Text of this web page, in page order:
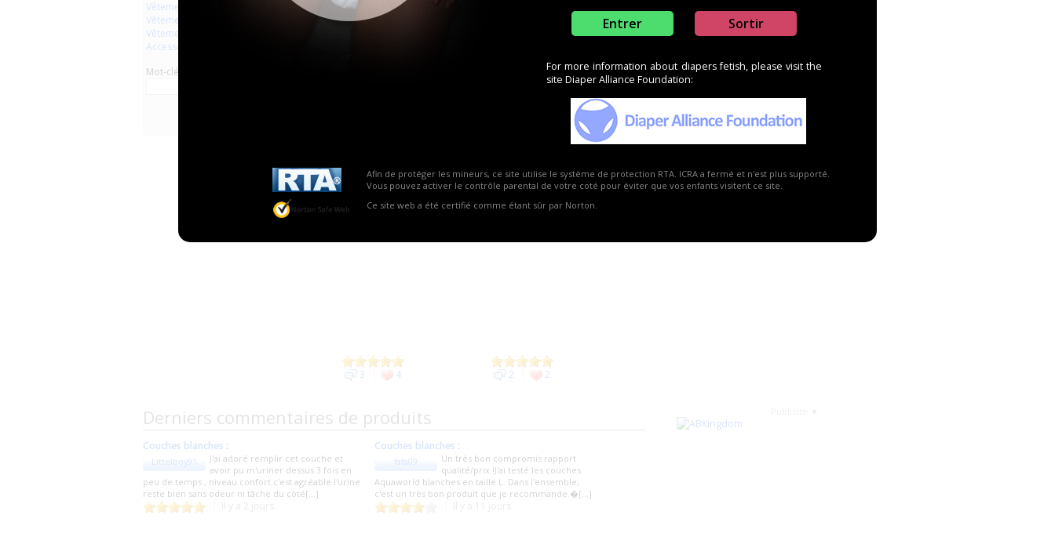
Entrer Sortir
For more information about diapers fetish, please visit the
site Diaper Alliance Foundation:
Afin de protéger les mineurs, ce site utilise le système de protection RTA. ICRA a fermé et n'est plus supporté.
Vous pouvez activer le contrôle parental de votre coté pour éviter que vos enfants visitent ce site.
Ce site web a été certifié comme étant sûr par Norton.
Vêtements
Vêtements en plastique
Vêtements en latex
Accessoires
Mot-clé
littleforbig petit
�...
3 4
littleforbig
Fantasy
2 2
Derniers commentaires de produits
Couches blanches :
Littelboy91
J'ai adoré remplir cet couche et
avoir pu m'uriner dessus 3 fois en
peu de temps , niveau confort c'est agréable l'urine
reste bien sans odeur ni tâche du côté[...]
Couches blanches :
fafa09
Un très bon compromis rapport
qualité/prix !​J'ai testé les couches
Aquaworld blanches en taille L. Dans l'ensemble,
c'est un très bon produit que je recommande.�[...]